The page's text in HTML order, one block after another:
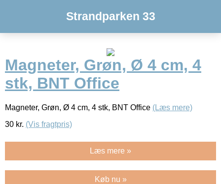
Strandparken 33
Magneter, Grøn, Ø 4 cm, 4
stk, BNT Office
Magneter, Grøn, Ø 4 cm, 4 stk, BNT Office (Læs mere)
30 kr. (Vis fragtpris)
Læs mere »
Køb nu »